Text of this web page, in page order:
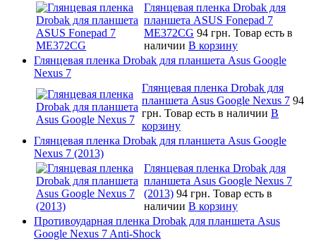
Глянцевая пленка Drobak для
планшета ASUS Fonepad 7
ME372CG 94 грн. Товар есть в
наличии В корзину
Глянцевая пленка Drobak для планшета Asus Google
Nexus 7
Глянцевая пленка Drobak для
планшета Asus Google Nexus 7 94
грн. Товар есть в наличии В
корзину
Глянцевая пленка Drobak для планшета Asus Google
Nexus 7 (2013)
Глянцевая пленка Drobak для
планшета Asus Google Nexus 7
(2013) 94 грн. Товар есть в
наличии В корзину
Противоударная пленка Drobak для планшета Asus
Google Nexus 7 Anti-Shock